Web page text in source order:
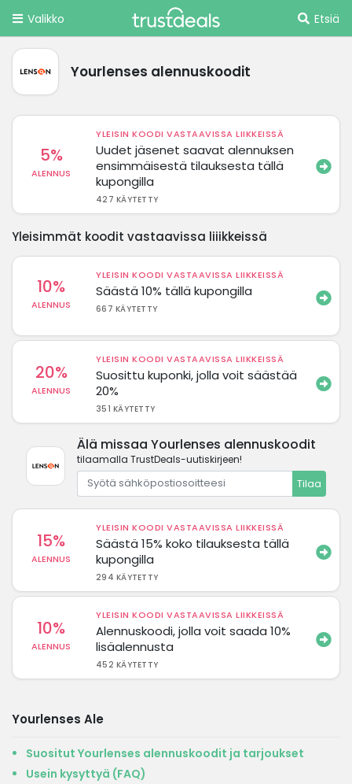
Valikko Etsiä
Yourlenses alennuskoodit
5%
ALENNUS
YLEISIN KOODI VASTAAVISSA LIIKKEISSÄ
Uudet jäsenet saavat alennuksen
ensimmäisestä tilauksesta tällä
kupongilla
427 KÄYTETTY
Yleisimmät koodit vastaavissa liiikkeissä
10%
ALENNUS
YLEISIN KOODI VASTAAVISSA LIIKKEISSÄ
Säästä 10% tällä kupongilla
667 KÄYTETTY
20%
ALENNUS
YLEISIN KOODI VASTAAVISSA LIIKKEISSÄ
Suosittu kuponki, jolla voit säästää
20%
351 KÄYTETTY
Älä missaa Yourlenses alennuskoodit
tilaamalla TrustDeals-uutiskirjeen!
Tilaa
15%
ALENNUS
YLEISIN KOODI VASTAAVISSA LIIKKEISSÄ
Säästä 15% koko tilauksesta tällä
kupongilla
294 KÄYTETTY
10%
ALENNUS
YLEISIN KOODI VASTAAVISSA LIIKKEISSÄ
Alennuskoodi, jolla voit saada 10%
lisäalennusta
452 KÄYTETTY
Yourlenses Ale
Suositut Yourlenses alennuskoodit ja tarjoukset
Usein kysyttyä (FAQ)